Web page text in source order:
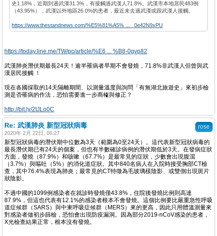
史1.18%，近期到過武漢31.3%，有接觸過武漢人71.8%。武漢市本地居民483例
（43.95%），武漢以外地區26.0%的患者，最近未去過武漢或跟武漢人接觸。
https://www.thestandnews.com/%E5%81%A5% ... _0e42N9xPU
https://today.line.me/TW/pc/article/%E6 ... %B8-0gvp82
武漢肺炎潛伏期最長24天！逾半罹病者早期不會發燒，71.8%非武漢人但曾與武
漢居民接觸 ！
現在各國採取的14天隔離期間、以測量溫度與詢問「有無湖北旅遊史」來初步檢
測是否罹病的作法，恐怕需要進一步商榷與修正？
http://bit.ly/2tJLo0C
rose
Re: 武漢肺炎 新型冠狀病毒
2020年 2月 22日, 06:27
新型冠狀病毒的潛伏期中位數為3天（範圍為0至24天）。這代表新型冠狀病毒的
最長潛伏期已有24天的個案，但也有半數確診病例的潛伏期低於3天。在發病症狀
方面，發燒（87.9%）和咳嗽（67.7%）是最常見的症狀，少數會出現腹瀉
（3.7%）與嘔吐（5%）的消化道症狀。其中840名病人在入院時接受胸部CT檢
查，其中76.4%表現為肺炎；最常見的CT特徵為毛玻璃樣陰影、或雙側出現斑片
狀陰影。
不過中國的1099例感染者在就診時發燒僅43.8%，住院後發燒比例則高達
87.9%，但這也代表有12.1%的感染者根本不會發燒。這個比例要比嚴重急性呼吸
道症候群（SARS）與中東呼吸症候群（MERS）來的更高，因此只用體溫測量來
對感染者做初步篩檢，恐怕會出現防疫漏洞。因為部分2019-nCoV感染的患者，
X光檢查結果正常，根本沒有發燒。